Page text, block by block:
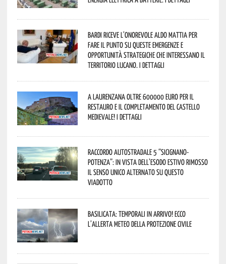
Bardi riceve l’onorevole Aldo Mattia per
fare il punto su queste emergenze e
opportunità strategiche che interessano il
territorio lucano. I dettagli
A Laurenzana oltre 600000 euro per il
restauro e il completamento del Castello
Medievale! I dettagli
Raccordo Autostradale 5 “Sicignano-
Potenza”: in vista dell’esodo estivo rimosso
il senso unico alternato su questo
viadotto
Basilicata: temporali in arrivo! Ecco
l’allerta meteo della Protezione civile